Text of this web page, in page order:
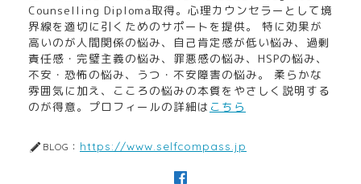
Counselling Diploma取得。心理カウンセラーとして境
界線を適切に引くためのサポートを提供。 特に効果が
高いのが人間関係の悩み、自己肯定感が低い悩み、過剰
責任感・完璧主義の悩み、罪悪感の悩み、HSPの悩み、
不安・恐怖の悩み、うつ・不安障害の悩み。 柔らかな
雰囲気に加え、こころの悩みの本質をやさしく説明する
のが得意。プロフィールの詳細は こちら
BLOG： https://www.selfcompass.jp